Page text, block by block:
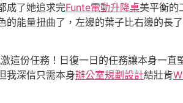
成了她追求完Funte電動升降桌美平衡的
的能量扭曲了，左邊的葉子比右邊的長
份任務！日復一日的任務讓本身一直
我深信只需本身辦公室規劃設計結壯肯